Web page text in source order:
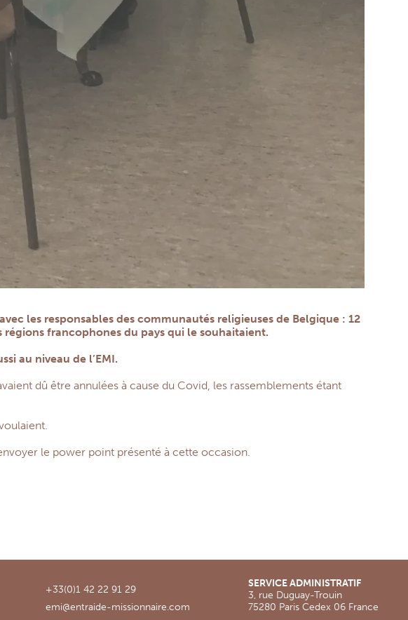
les responsables des communautés religieuses de Belgique : 12
francophones du pays qui le souhaitaient.
au niveau de l’EMI.
dû être annulées à cause du Covid, les rassemblements étant
le power point présenté à cette occasion.
+33(0)1 42 22 91 29
emi@entraide-missionnaire.com
SERVICE ADMINISTRATIF
3, rue Duguay-Trouin
75280 Paris Cedex 06 France